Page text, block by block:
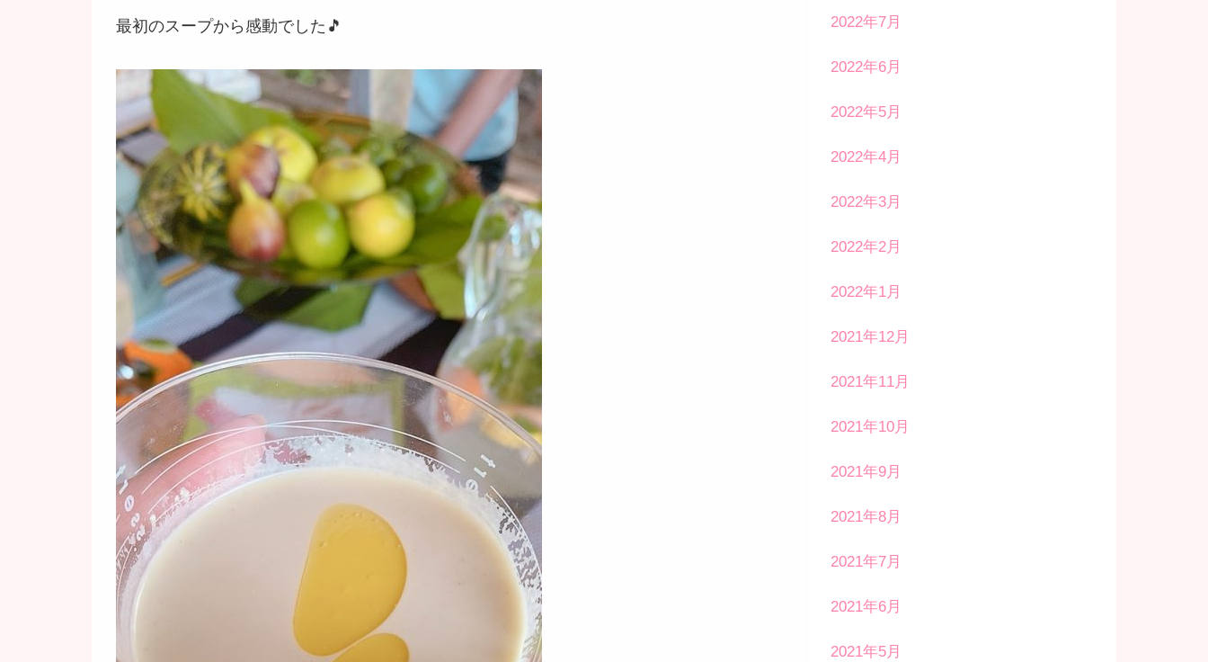
最初のスープから感動でした🎵 2022年7月
2022年6月
2022年5月
2022年4月
2022年3月
2022年2月
2022年1月
2021年12月
2021年11月
2021年10月
2021年9月
2021年8月
2021年7月
2021年6月
2021年5月